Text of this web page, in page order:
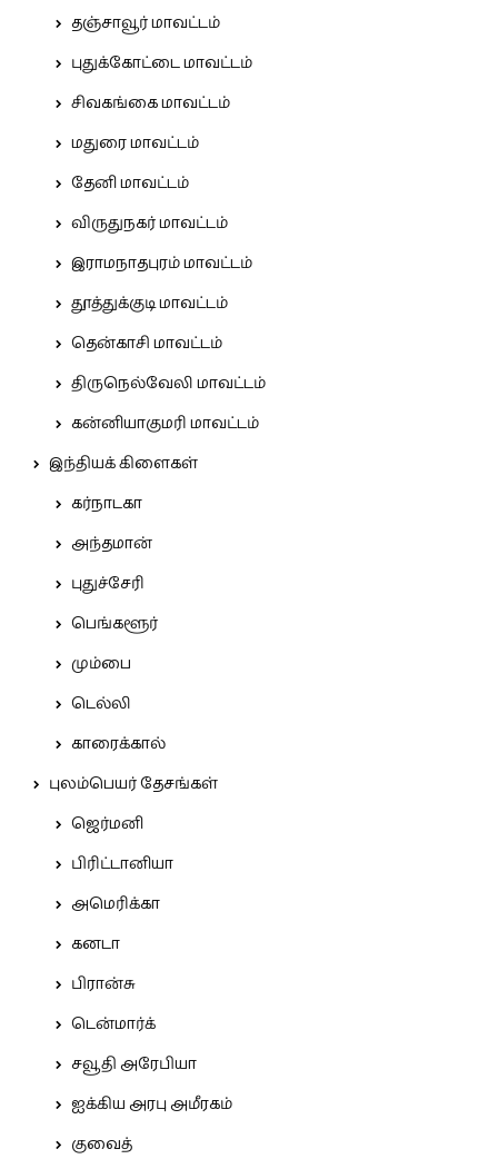
தஞ்சாவூர் மாவட்டம்
புதுக்கோட்டை மாவட்டம்
சிவகங்கை மாவட்டம்
மதுரை மாவட்டம்
தேனி மாவட்டம்
விருதுநகர் மாவட்டம்
இராமநாதபுரம் மாவட்டம்
தூத்துக்குடி மாவட்டம்
தென்காசி மாவட்டம்
திருநெல்வேலி மாவட்டம்
கன்னியாகுமரி மாவட்டம்
இந்தியக் கிளைகள்
கர்நாடகா
அந்தமான்
புதுச்சேரி
பெங்களூர்
மும்பை
டெல்லி
காரைக்கால்
புலம்பெயர் தேசங்கள்
ஜெர்மனி
பிரிட்டானியா
அமெரிக்கா
கனடா
பிரான்சு
டென்மார்க்
சவூதி அரேபியா
ஐக்கிய அரபு அமீரகம்
குவைத்